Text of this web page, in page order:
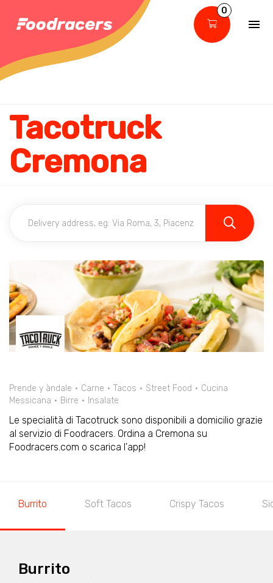
0
Tacotruck
Cremona
Prende y àndale Carne Tacos Street Food
Cucina
Messicana
Birre Insalate
Le specialità di Tacotruck sono disponibili a domicilio grazie
al servizio di Foodracers. Ordina a Cremona su
Foodracers.com o scarica l'app!
Burrito Soft Tacos Crispy Tacos
Burrito